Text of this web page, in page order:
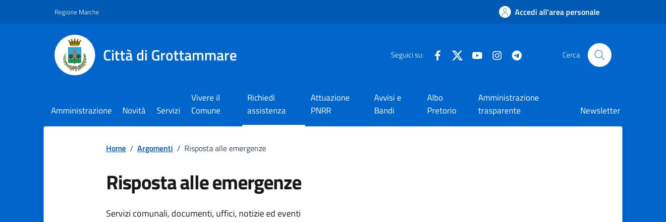
Regione Marche Accedi all'area personale
Città di Grottammare Seguici su: FacebookTwitter YouTube Instagram Cerca
Amministrazione Novità Servizi
Vivere il
Comune
Richiedi
assistenza
Attuazione
PNRR
Avvisi e
Bandi
Albo
Pretorio
Amministrazione
trasparente
Newsletter
Home / Argomenti / Risposta alle emergenze
Risposta alle emergenze
Servizi comunali, documenti, uffici, notizie ed eventi